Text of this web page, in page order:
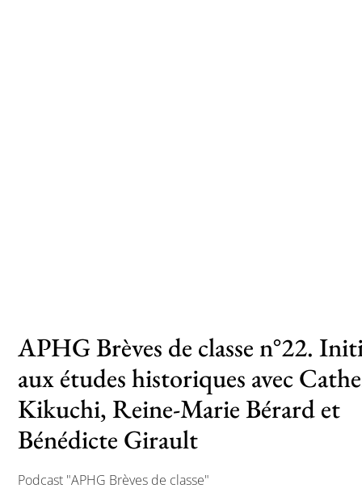
APHG Brèves de classe n°22.
aux études historiques avec
Kikuchi, Reine-Marie Bérard et
Bénédicte Girault
Podcast "APHG Brèves de classe"